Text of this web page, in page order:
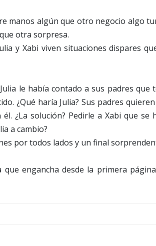
manos algún que otro negocio algo
otra sorpresa.
y Xabi viven situaciones dispares
le había contado a sus padres que
¿Qué haría Julia? Sus padres
¿La solución? Pedirle a Xabi que se
a cambio?
por todos lados y un final
engancha desde la primera página.